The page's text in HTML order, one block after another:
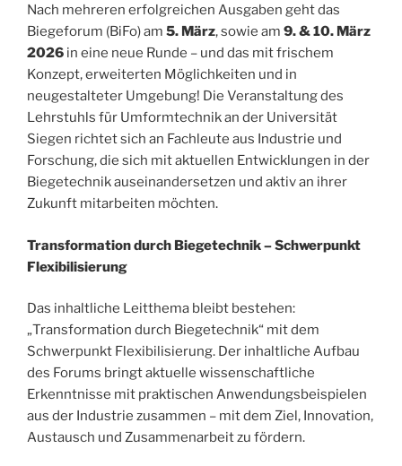
Nach mehreren erfolgreichen Ausgaben geht das
Biegeforum (BiFo) am 5. März, sowie am 9. & 10. März
2026 in eine neue Runde – und das mit frischem
Konzept, erweiterten Möglichkeiten und in
neugestalteter Umgebung! Die Veranstaltung des
Lehrstuhls für Umformtechnik an der Universität
Siegen richtet sich an Fachleute aus Industrie und
Forschung, die sich mit aktuellen Entwicklungen in der
Biegetechnik auseinandersetzen und aktiv an ihrer
Zukunft mitarbeiten möchten.
Transformation durch Biegetechnik – Schwerpunkt
Flexibilisierung
Das inhaltliche Leitthema bleibt bestehen:
„Transformation durch Biegetechnik“ mit dem
Schwerpunkt Flexibilisierung. Der inhaltliche Aufbau
des Forums bringt aktuelle wissenschaftliche
Erkenntnisse mit praktischen Anwendungsbeispielen
aus der Industrie zusammen – mit dem Ziel, Innovation,
Austausch und Zusammenarbeit zu fördern.